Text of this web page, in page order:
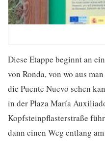
Diese Etappe beginnt an
von Ronda, von wo aus
die Puente Nuevo sehen
in der Plaza María
Kopfsteinpflasterstraße
dann einen Weg entlang